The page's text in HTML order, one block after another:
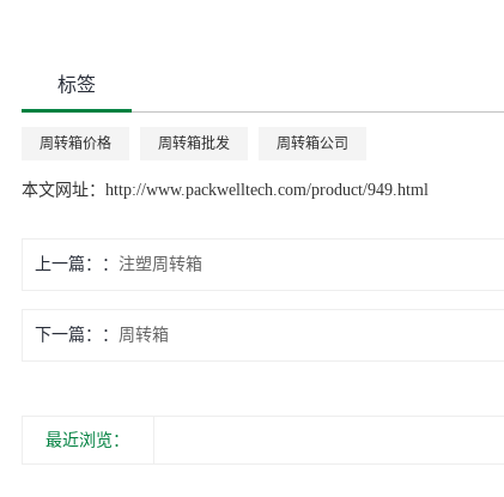
标签
周转箱价格 周转箱批发 周转箱公司
本文网址： http://www.packwelltech.com/product/949.html
上一篇： 注塑周转箱
下一篇： 周转箱
最近浏览：